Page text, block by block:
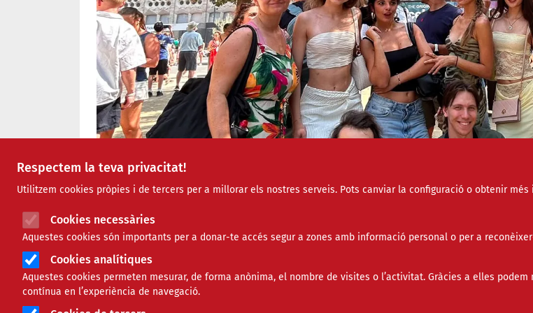
Respectem la teva privacitat!
Utilitzem cookies pròpies i de tercers per a millorar els nostres serveis. Pots canviar la configuració o obtenir
Cookies necessàries
Aquestes cookies són importants per a donar-te accés segur a zones amb informació personal o per a
Cookies analítiques
Aquestes cookies permeten mesurar, de forma anònima, el nombre de visites o l’activitat. Gràcies a elles
contínua en l’experiència de navegació.